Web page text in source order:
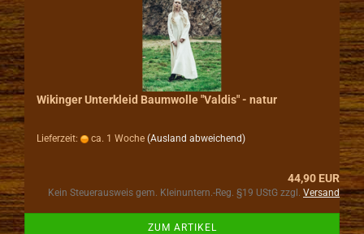
Wikinger Unterkleid Baumwolle "Valdis" - natur
Lieferzeit: ca. 1 Woche (Ausland abweichend)
44,90 EUR
Kein Steuerausweis gem. Kleinuntern.-Reg. §19 UStG zzgl. Versand
ZUM ARTIKEL